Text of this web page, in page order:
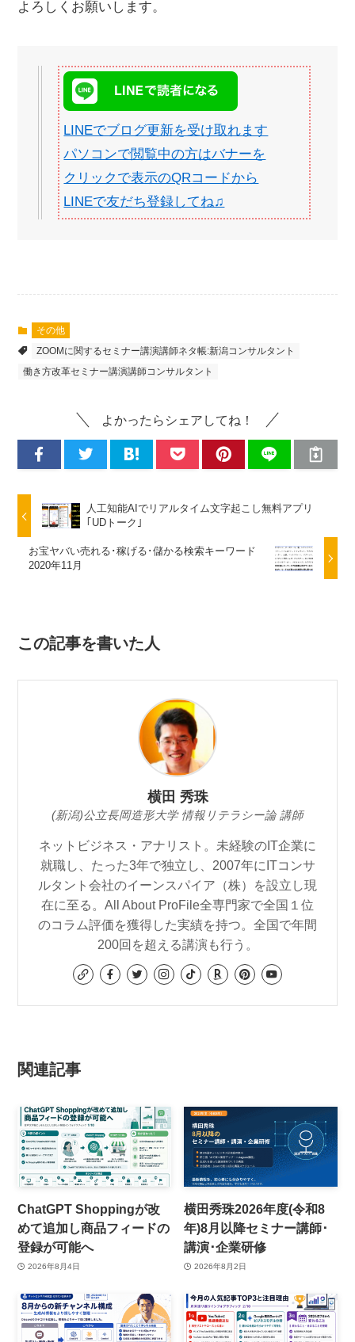
よろしくお願いします。
LINEでブログ更新を受け取れます
パソコンで閲覧中の方はバナーを
クリックで表示のQRコードから
LINEで友だち登録してね♫
その他
ZOOMに関するセミナー講演講師ネタ帳:新潟コンサルタント
働き方改革セミナー講演講師コンサルタント
よかったらシェアしてね！
人工知能AIでリアルタイム文字起こし無料アプリ
｢UDトーク｣
お宝ヤバい売れる･稼げる･儲かる検索キーワード
2020年11月
この記事を書いた人
横田 秀珠
(新潟)公立長岡造形大学 情報リテラシー論 講師
ネットビジネス・アナリスト。未経験のIT企業に
就職し、たった3年で独立し、2007年にITコンサ
ルタント会社のイーンスパイア（株）を設立し現
在に至る。All About ProFile全専門家で全国１位
のコラム評価を獲得した実績を持つ。全国で年間
200回を超える講演も行う。
関連記事
ChatGPT Shoppingが改
めて追加し商品フィードの
登録が可能へ
2026年8月4日
横田秀珠2026年度(令和8
年)8月以降セミナー講師･
講演･企業研修
2026年8月2日